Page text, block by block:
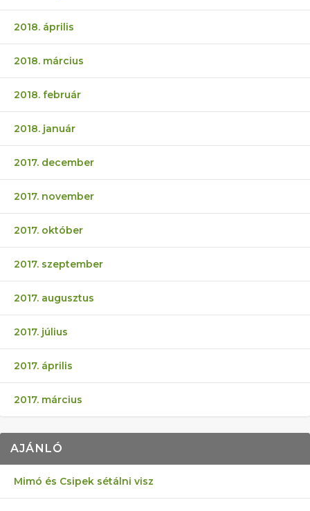
2018. április
2018. március
2018. február
2018. január
2017. december
2017. november
2017. október
2017. szeptember
2017. augusztus
2017. július
2017. április
2017. március
AJÁNLÓ
Mimó és Csipek sétálni visz